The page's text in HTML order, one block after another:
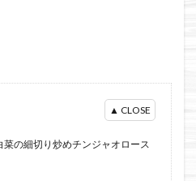
の細切り炒めチンジャオロース